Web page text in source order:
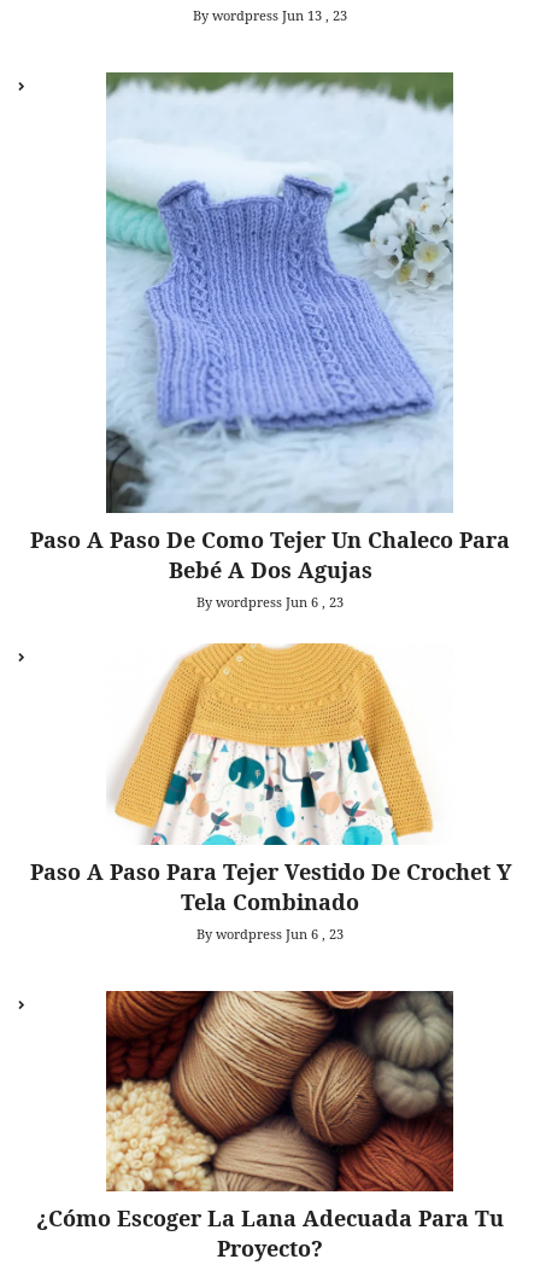
By wordpress Jun 13 , 23
Paso A Paso De Como Tejer Un Chaleco Para
Bebé A Dos Agujas
By wordpress Jun 6 , 23
Paso A Paso Para Tejer Vestido De Crochet Y
Tela Combinado
By wordpress Jun 6 , 23
¿Cómo Escoger La Lana Adecuada Para Tu
Proyecto?